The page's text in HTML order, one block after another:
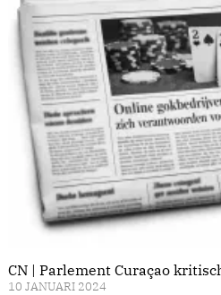
CN | Parlement Curaçao
10 JANUARI 2024